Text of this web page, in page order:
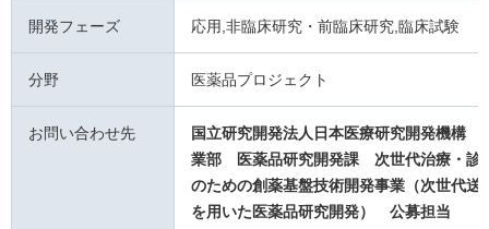
開発フェーズ 応用,非臨床研究・前臨床研究,臨床試験
分野 医薬品プロジェクト
お問い合わせ先
国立研究開発法人日本医療研究開発機構
業部 医薬品研究開発課
次世代治療・診
のための創薬基盤技術開発事業（次世代送
を用いた医薬品研究開発）
公募担当